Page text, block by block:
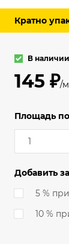
Кратно
В наличии
145 ₽/
Площадь
Добавить
5 %
10 %